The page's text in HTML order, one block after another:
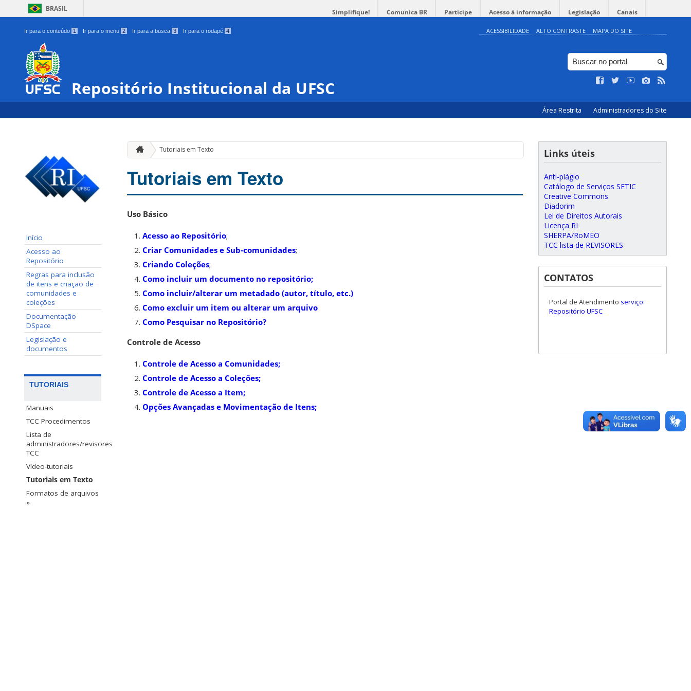
BRASIL Simplifique! Comunica BR Participe Acesso à informação Legislação Canais
Ir para o conteúdo 1 Ir para o menu 2 Ir para a busca 3 Ir para o rodapé 4 ACESSIBILIDADE ALTO CONTRASTE MAPA DO SITE
Repositório Institucional da UFSC
Área Restrita Administradores do Site
Início
Acesso ao
Repositório
Regras para inclusão
de itens e criação de
comunidades e
coleções
Documentação
DSpace
Legislação e
documentos
TUTORIAIS
Manuais
TCC Procedimentos
Lista de
administradores/revisores
TCC
Vídeo-tutoriais
Tutoriais em Texto
Formatos de arquivos
»
Tutoriais em Texto
Tutoriais em Texto
Uso Básico
Acesso ao Repositório;
Criar Comunidades e Sub-comunidades;
Criando Coleções;
Como incluir um documento no repositório;
Como incluir/alterar um metadado (autor, título, etc.)
Como excluir um item ou alterar um arquivo
Como Pesquisar no Repositório?
Controle de Acesso
Controle de Acesso a Comunidades;
Controle de Acesso a Coleções;
Controle de Acesso a Item;
Opções Avançadas e Movimentação de Itens;
Links úteis
Anti-plágio
Catálogo de Serviços SETIC
Creative Commons
Diadorim
Lei de Direitos Autorais
Licença RI
SHERPA/RoMEO
TCC lista de REVISORES
CONTATOS
Portal de Atendimento serviço:
Repositório UFSC